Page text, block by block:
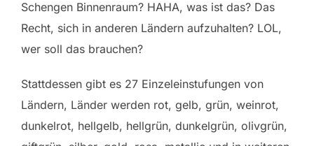
Schengen Binnenraum? HAHA, was ist das? Das
Recht, sich in anderen Ländern aufzuhalten? LOL,
wer soll das brauchen?
Stattdessen gibt es 27 Einzeleinstufungen von
Ländern, Länder werden rot, gelb, grün, weinrot,
dunkelrot, hellgelb, hellgrün, dunkelgrün, olivgrün,